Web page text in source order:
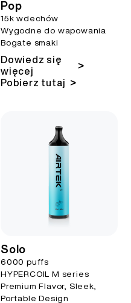
Pop
15k wdechów
Wygodne do wapowania
Bogate smaki
Dowiedz się
więcej
>
Pobierz tutaj >
Solo
6000 puffs
HYPERCOIL M series
Premium Flavor, Sleek,
Portable Design